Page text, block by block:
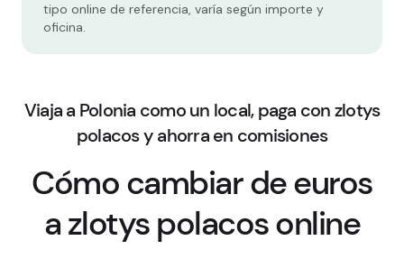
tipo online de referencia, varía según importe y
oficina.
Viaja a Polonia como un local, paga con zlotys
polacos y ahorra en comisiones
Cómo cambiar de euros
a zlotys polacos online